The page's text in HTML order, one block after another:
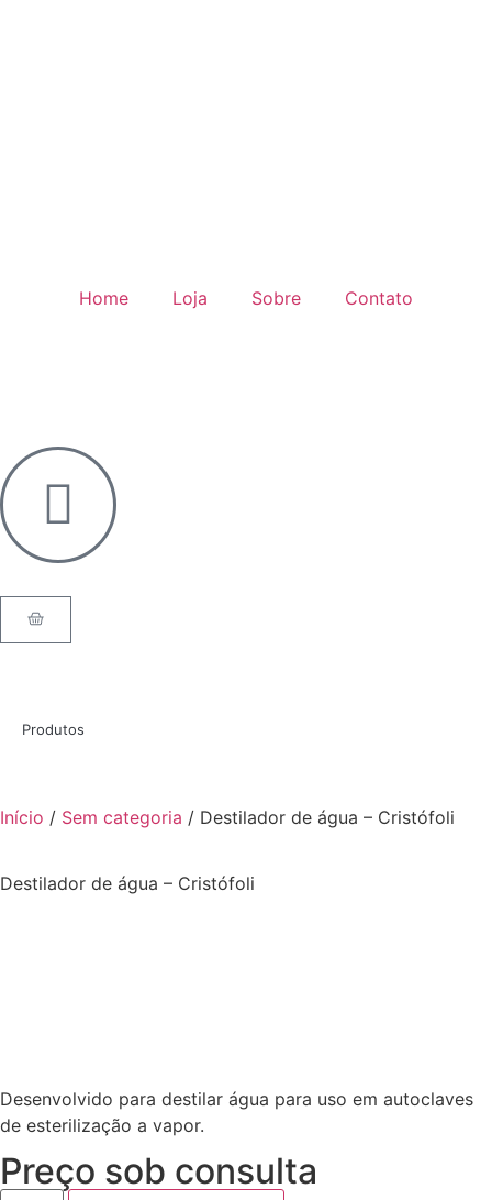
Home Loja Sobre Contato
Produtos
Início / Sem categoria / Destilador de água – Cristófoli
Destilador de água – Cristófoli
Desenvolvido para destilar água para uso em autoclaves
de esterilização a vapor.
Preço sob consulta